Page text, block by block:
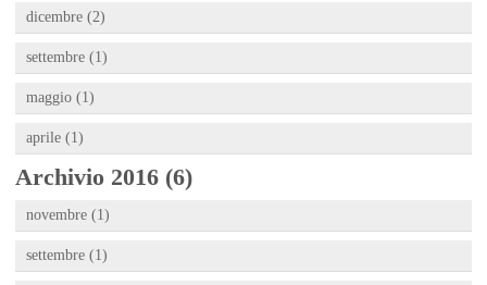
dicembre (2)
settembre (1)
maggio (1)
aprile (1)
Archivio 2016 (6)
novembre (1)
settembre (1)